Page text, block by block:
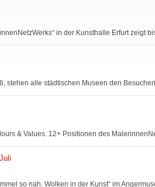
in der Kunsthalle Erfurt zeigt
stehen alle städtischen Museen den
& Values. 12+ Positionen des
so nah. Wolken in der Kunst“ im